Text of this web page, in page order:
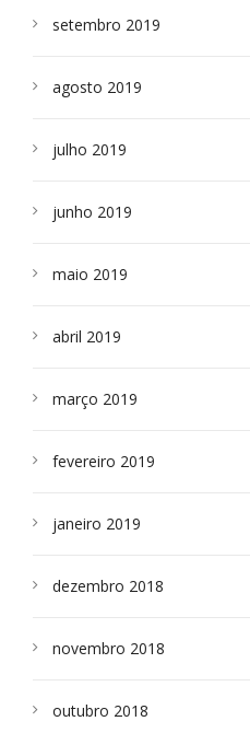
setembro 2019
agosto 2019
julho 2019
junho 2019
maio 2019
abril 2019
março 2019
fevereiro 2019
janeiro 2019
dezembro 2018
novembro 2018
outubro 2018